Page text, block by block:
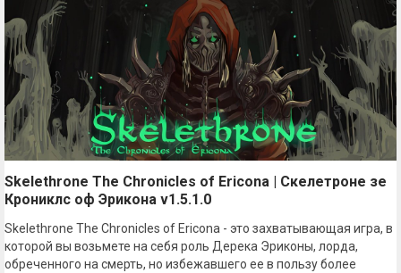
Skelethrone The Chronicles of Ericona | Скелетроне зе
Крониклс оф Эрикона v1.5.1.0
Skelethrone The Chronicles of Ericona - это захватывающая игра, в
которой вы возьмете на себя роль Дерека Эриконы, лорда,
обреченного на смерть, но избежавшего ее в пользу более